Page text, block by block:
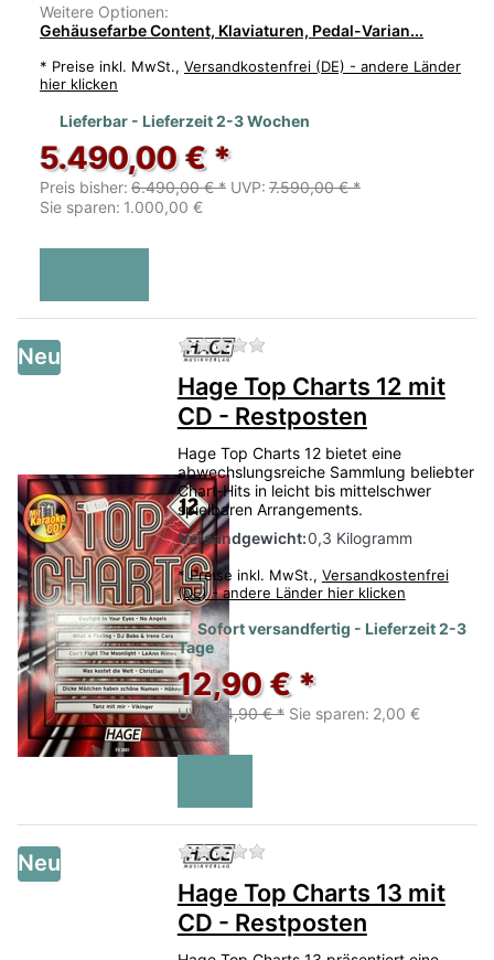
Weitere Optionen:
Gehäusefarbe Content, Klaviaturen, Pedal-Varian...
* Preise inkl. MwSt., Versandkostenfrei (DE) - andere Länder
hier klicken
Lieferbar - Lieferzeit 2-3 Wochen
5.490,00 € *
Preis bisher: 6.490,00 € * UVP: 7.590,00 € *
Sie sparen: 1.000,00 €
Neu Zu diesem Produkt liegen
Hage Top Charts 12 mit
CD - Restposten
Hage Top Charts 12 bietet eine
abwechslungsreiche Sammlung beliebter
Chart‑Hits in leicht bis mittelschwer
spielbaren Arrangements.
Versandgewicht:0,3 Kilogramm
* Preise inkl. MwSt., Versandkostenfrei
(DE) - andere Länder hier klicken
Sofort versandfertig - Lieferzeit 2-3
Tage
12,90 € *
UVP:14,90 € * Sie sparen: 2,00 €
Neu Zu diesem Produkt liegen
Hage Top Charts 13 mit
CD - Restposten